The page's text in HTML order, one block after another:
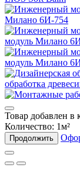
Милано 6И-754
модуль Милано
модуль Милано
обработка
Товар добавлен в
Количество: 1м²
Продолжить